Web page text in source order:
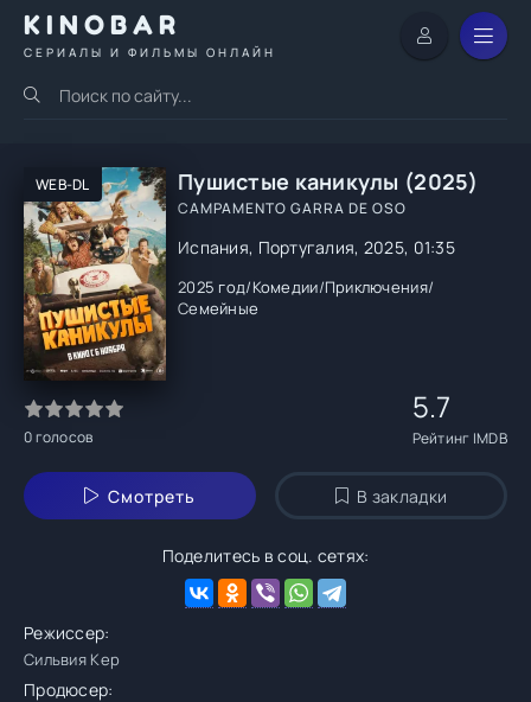
KINOBAR
СЕРИАЛЫ И ФИЛЬМЫ ОНЛАЙН
WEB-DL Пушистые каникулы (2025)
CAMPAMENTO GARRA DE OSO
Испания, Португалия, 2025, 01:35
2025 год/Комедии/Приключения/
Семейные
0голосов
5.7
Рейтинг IMDB
Смотреть В закладки
Поделитесь в соц. сетях:
Режиссер:
Сильвия Кер
Продюсер: